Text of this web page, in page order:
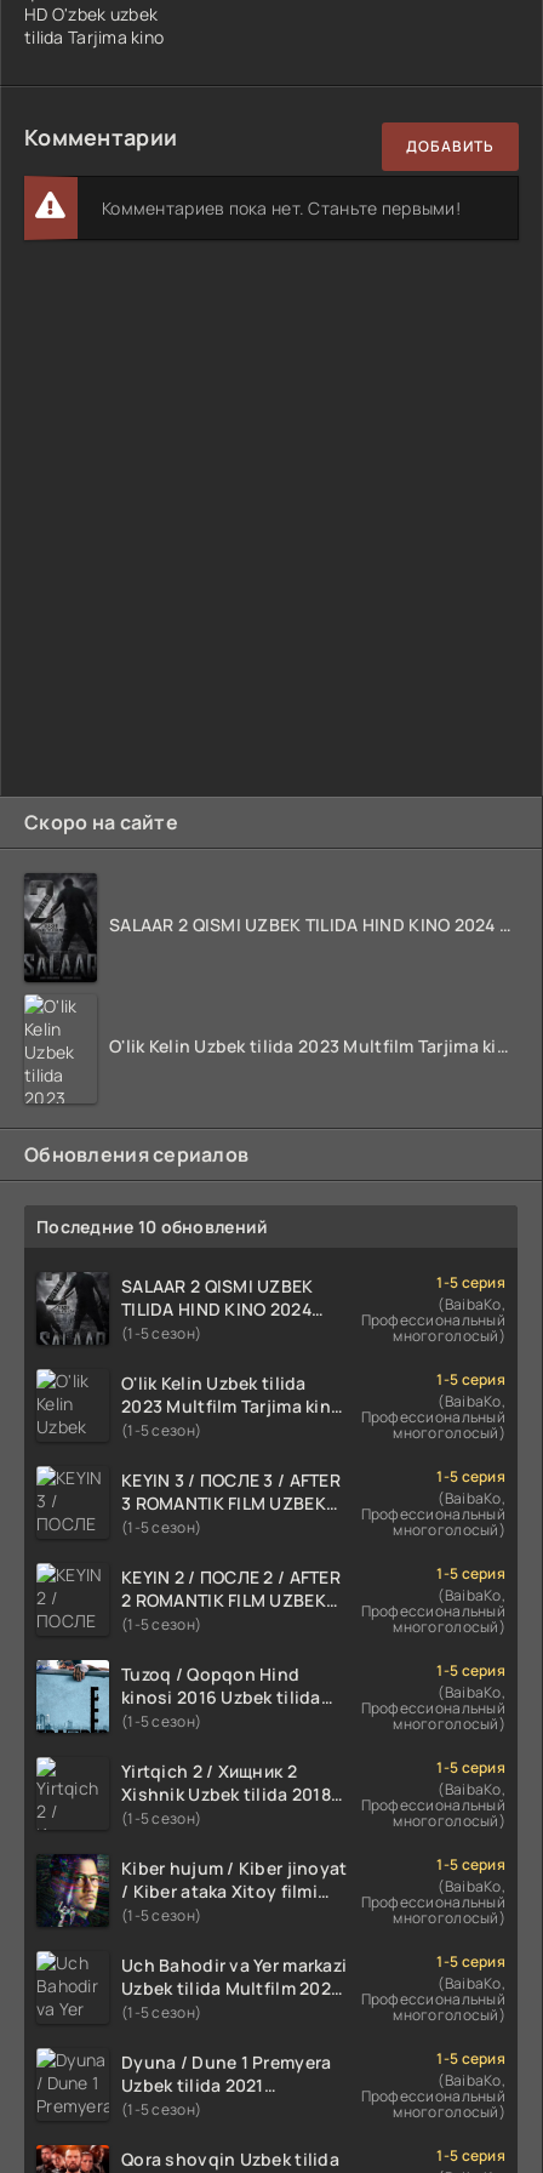
Скоро на сайте
SALAAR 2 QISMI UZBEK TILIDA HIND KINO 2024 TARJIMA 720p HD Skachat
O'lik Kelin Uzbek tilida 2023 Multfilm Tarjima kino skachat
Обновления сериалов
Последние 10 обновлений
SALAAR 2 QISMI UZBEK
TILIDA HIND KINO 2024
TARJIMA 720p HD Skachat
(1-5 сезон)
1-5 серия
(BaibaKo,
Профессиональный
многоголосый)
O'lik Kelin Uzbek tilida
2023 Multfilm Tarjima kino
skachat
(1-5 сезон)
1-5 серия
(BaibaKo,
Профессиональный
многоголосый)
KEYIN 3 / ПОСЛЕ 3 / AFTER
3 ROMANTIK FILM UZBEK
TILIDA 2021 TARJIMA FILM
(1-5 сезон)
1-5 серия
(BaibaKo,
Профессиональный
многоголосый)
KEYIN 2 / ПОСЛЕ 2 / AFTER
2 ROMANTIK FILM UZBEK
TILIDA 2020 TARJIMA FILM
(1-5 сезон)
1-5 серия
(BaibaKo,
Профессиональный
многоголосый)
Tuzoq / Qopqon Hind
kinosi 2016 Uzbek tilida
tarjima film HD
(1-5 сезон)
1-5 серия
(BaibaKo,
Профессиональный
многоголосый)
Yirtqich 2 / Хищник 2
Xishnik Uzbek tilida 2018-
2024 O'zbekcha tarjima
(1-5 сезон)
1-5 серия
(BaibaKo,
Профессиональный
многоголосый)
Kiber hujum / Kiber jinoyat
/ Kiber ataka Xitoy filmi
Uzbek tilida O'zbekcha
HD skachat
(1-5 сезон)
1-5 серия
(BaibaKo,
Профессиональный
многоголосый)
Uch Bahodir va Yer markazi
Uzbek tilida Multfilm 2025
tarjima HD skachat
(1-5 сезон)
1-5 серия
(BaibaKo,
Профессиональный
многоголосый)
Dyuna / Dune 1 Premyera
Uzbek tilida 2021
O'zbekcha tarjima kino HD
(1-5 сезон)
1-5 серия
(BaibaKo,
Профессиональный
многоголосый)
Qora shovqin Uzbek tilida
1-5 серия
HD O'zbek uzbek
tilida Tarjima kino
Комментарии ДОБАВИТЬ
Комментариев пока нет. Станьте первыми!